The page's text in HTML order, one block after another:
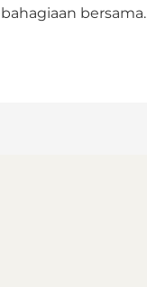
bersama.